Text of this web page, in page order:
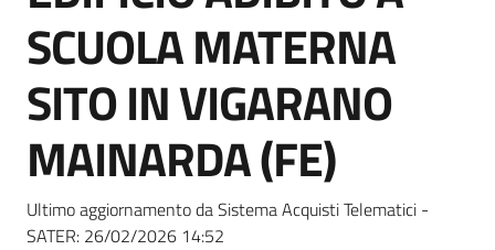
Supporto
Piattaforme
telematiche
SCUOLA MATERNA
SITO IN VIGARANO
MAINARDA (FE)
Ultimo aggiornamento da Sistema Acquisti Telematici -
SATER: 26/02/2026 14:52